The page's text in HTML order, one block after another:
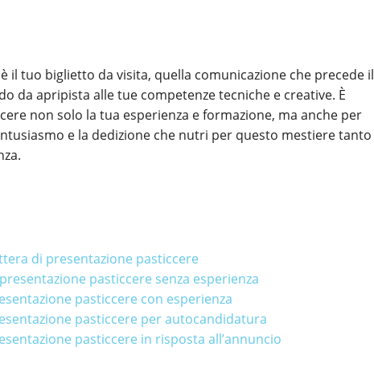
il tuo biglietto da visita, quella comunicazione che precede il
da apripista alle tue competenze tecniche e creative. È
non solo la tua esperienza e formazione, ma anche per
e la dedizione che nutri per questo mestiere tanto
di presentazione pasticcere
pasticcere senza esperienza
pasticcere con esperienza
pasticcere per autocandidatura
pasticcere in risposta all’annuncio